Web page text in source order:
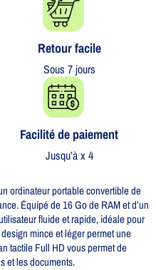
Retour facile​
Sous 7 jours
Facilité de paiement
Jusqu’à x 4
ordinateur portable convertible de
Équipé de 16 Go de RAM et d’un
fluide et rapide, idéale pour
mince et léger permet une
tactile Full HD vous permet de
et les documents.